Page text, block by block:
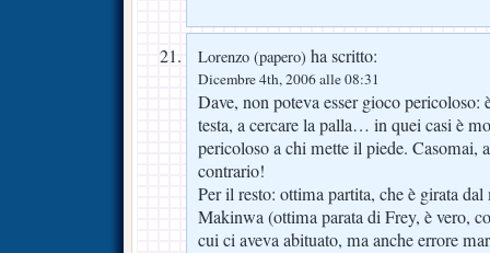
Lorenzo (papero) ha scritto:
Dicembre 4th, 2006 alle 08:31
Dave, non poteva esser gioco pericoloso:
testa, a cercare la palla… in quei casi è
pericoloso a chi mette il piede. Casomai,
contrario!
Per il resto: ottima partita, che è girata
Makinwa (ottima parata di Frey, è vero,
cui ci aveva abituato, ma anche errore